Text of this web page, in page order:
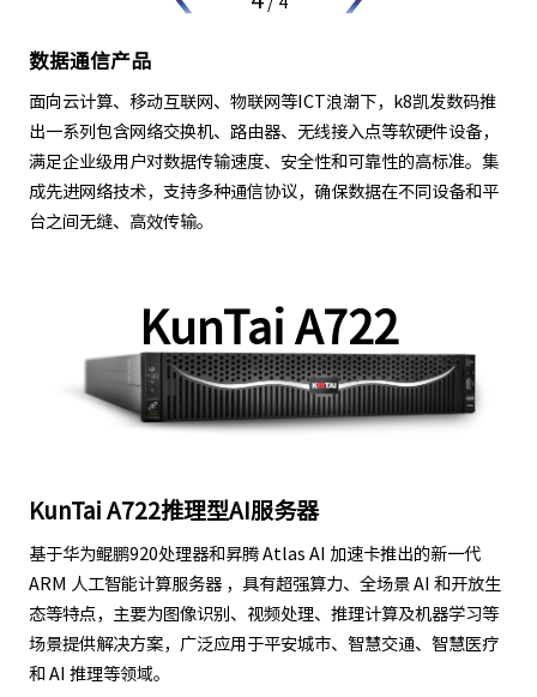
数据通信产品
面向云计算、移动互联网、物联网等ICT浪潮下，k8凯发数码推
出一系列包含网络交换机、路由器、无线接入点等软硬件设备，
满足企业级用户对数据传输速度、安全性和可靠性的高标准。集
成先进网络技术，支持多种通信协议，确保数据在不同设备和平
台之间无缝、高效传输。
KunTai A722
KunTai A722推理型AI服务器
基于华为鲲鹏920处理器和昇腾 Atlas AI 加速卡推出的新一代
ARM 人工智能计算服务器 ，具有超强算力、全场景 AI 和开放生
态等特点，主要为图像识别、视频处理、推理计算及机器学习等
场景提供解决方案，广泛应用于平安城市、智慧交通、智慧医疗
和 AI 推理等领域。